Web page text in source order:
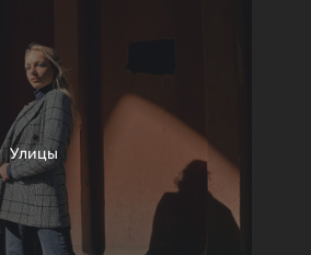
Улицы